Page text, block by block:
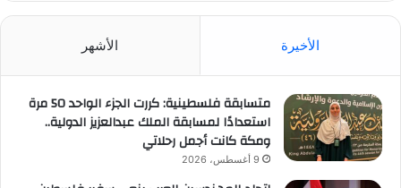
الأخيرة الأشهر
متسابقة فلسطينية: كررت الجزء الواحد 50 مرة
استعدادًا لمسابقة الملك عبدالعزيز الدولية..
ومكة كانت أجمل رحلاتي
9 أغسطس، 2026